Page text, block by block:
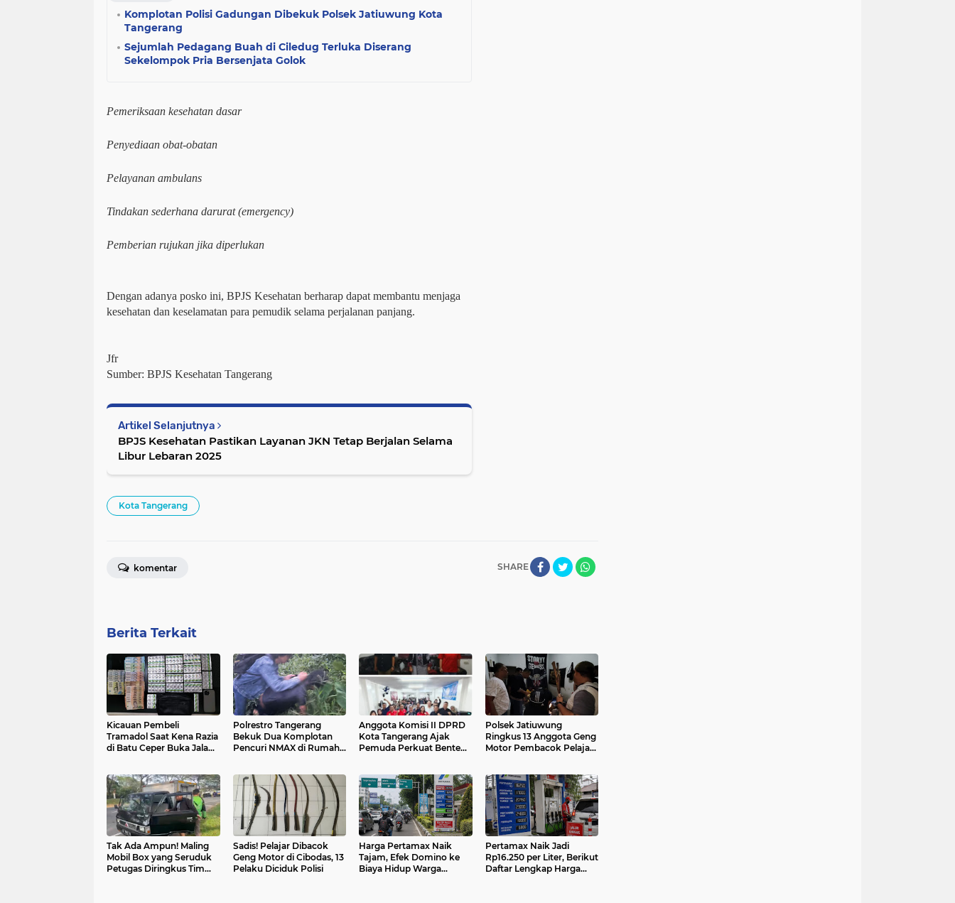
Komplotan Polisi Gadungan Dibekuk Polsek Jatiuwung Kota
Tangerang
Sejumlah Pedagang Buah di Ciledug Terluka Diserang
Sekelompok Pria Bersenjata Golok
Pemeriksaan kesehatan dasar
Penyediaan obat-obatan
Pelayanan ambulans
Tindakan sederhana darurat (emergency)
Pemberian rujukan jika diperlukan
Dengan adanya posko ini, BPJS Kesehatan berharap dapat membantu menjaga
kesehatan dan keselamatan para pemudik selama perjalanan panjang.
Jfr
Sumber: BPJS Kesehatan Tangerang
Artikel Selanjutnya
BPJS Kesehatan Pastikan Layanan JKN Tetap Berjalan Selama
Libur Lebaran 2025
Kota Tangerang
SHARE
komentar
Berita Terkait
Kicauan Pembeli
Tramadol Saat Kena Razia
di Batu Ceper Buka Jalan
Polrestro Tangerang
Bekuk Dua Komplotan
Pencuri NMAX di Rumah
Anggota Komisi II DPRD
Kota Tangerang Ajak
Pemuda Perkuat Benteng
Polsek Jatiuwung
Ringkus 13 Anggota Geng
Motor Pembacok Pelajar
Tak Ada Ampun! Maling
Mobil Box yang Seruduk
Petugas Diringkus Tim
Sadis! Pelajar Dibacok
Geng Motor di Cibodas, 13
Pelaku Diciduk Polisi
Harga Pertamax Naik
Tajam, Efek Domino ke
Biaya Hidup Warga
Pertamax Naik Jadi
Rp16.250 per Liter, Berikut
Daftar Lengkap Harga